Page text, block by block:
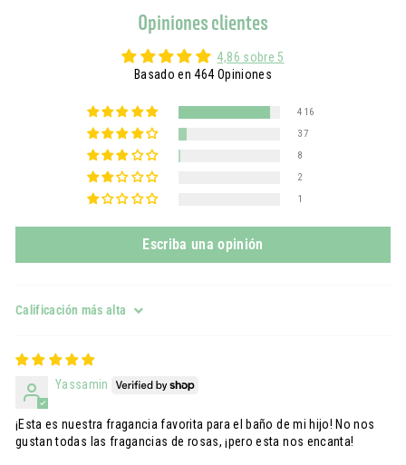
Opiniones clientes
4,86 sobre 5
Basado en 464 Opiniones
416
37
8
2
1
Escriba una opinión
Sort by
Yassamin
¡Esta es nuestra fragancia favorita para el baño de mi hijo! No nos
gustan todas las fragancias de rosas, ¡pero esta nos encanta!